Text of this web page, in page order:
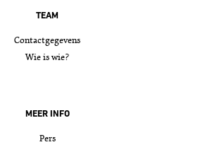
TEAM
Contactgegevens
Wie is wie?
MEER INFO
Pers